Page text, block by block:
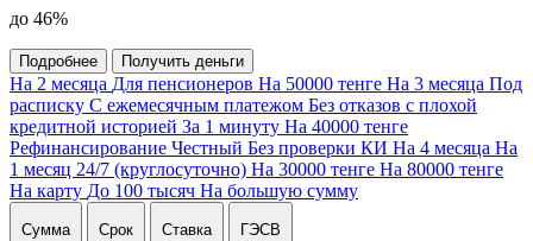
до 46%
Подробнее Получить деньги
На 2 месяца Для пенсионеров На 50000 тенге На 3 месяца Под
расписку С ежемесячным платежом Без отказов с плохой
кредитной историей За 1 минуту На 40000 тенге
Рефинансирование Честный Без проверки КИ На 4 месяца На
1 месяц 24/7 (круглосуточно) На 30000 тенге На 80000 тенге
На карту До 100 тысяч На большую сумму
Сумма Срок Ставка ГЭСВ